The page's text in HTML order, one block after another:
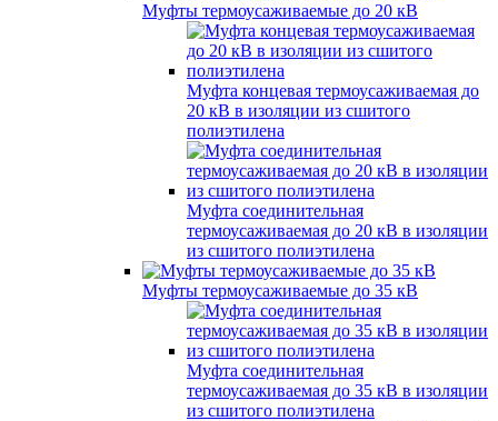
Муфты термоусаживаемые до 20 кВ
Муфта концевая термоусаживаемая до
20 кВ в изоляции из сшитого
полиэтилена
Муфта соединительная
термоусаживаемая до 20 кВ в изоляции
из сшитого полиэтилена
Муфты термоусаживаемые до 35 кВ
Муфта соединительная
термоусаживаемая до 35 кВ в изоляции
из сшитого полиэтилена